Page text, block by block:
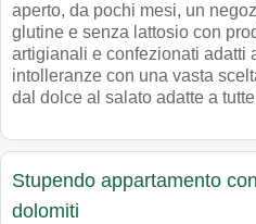
aperto, da pochi mesi, un
glutine e senza lattosio con
artigianali e confezionati adatti
intolleranze con una vasta
dal dolce al salato adatte a
Stupendo appartamento
dolomiti